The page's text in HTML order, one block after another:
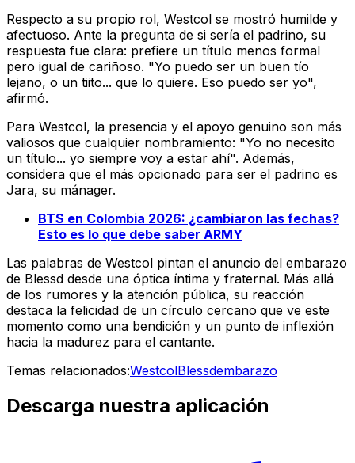
Respecto a su propio rol, Westcol se mostró humilde y
afectuoso. Ante la pregunta de si sería el padrino, su
respuesta fue clara: prefiere un título menos formal
pero igual de cariñoso. "Yo puedo ser un buen tío
lejano, o un tiito... que lo quiere. Eso puedo ser yo",
afirmó.
Para Westcol, la presencia y el apoyo genuino son más
valiosos que cualquier nombramiento: "Yo no necesito
un título... yo siempre voy a estar ahí". Además,
considera que el más opcionado para ser el padrino es
Jara, su mánager.
BTS en Colombia 2026: ¿cambiaron las fechas?
Esto es lo que debe saber ARMY
Las palabras de Westcol pintan el anuncio del embarazo
de Blessd desde una óptica íntima y fraternal. Más allá
de los rumores y la atención pública, su reacción
destaca la felicidad de un círculo cercano que ve este
momento como una bendición y un punto de inflexión
hacia la madurez para el cantante.
Temas relacionados:WestcolBlessdembarazo
Descarga nuestra aplicación